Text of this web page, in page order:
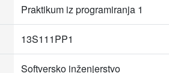
Praktikum iz programiranja 1
13S111PP1
Softversko inženjerstvo